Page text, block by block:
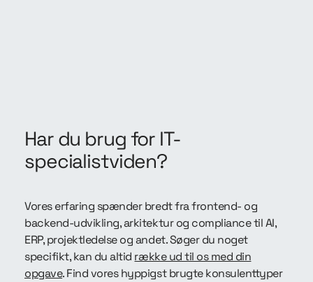
Har du brug for IT-
specialistviden?
Vores erfaring spænder bredt fra frontend- og
backend-udvikling, arkitektur og compliance til AI,
ERP, projektledelse og andet. Søger du noget
specifikt, kan du altid række ud til os med din
opgave. Find vores hyppigst brugte konsulenttyper